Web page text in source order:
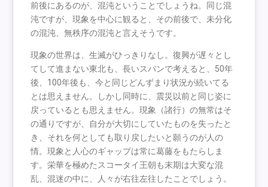
前後にあるのが、混沌ということでしょうね。同じ混
沌ですが、現象を中心に観ると、その前後で、未分化
の混沌、無秩序の混沌と言えそうです。
現象の世界は、生滅がひっきりなし。復興が遅々とし
てして進まない東北も、長いスパンで考えると、50年
後、100年後も、今と同じどんずまり状況が続いてる
とは思えません。しかし同時に、震災以前と同じ姿に
戻っているとも思えません。現象（諸行）の無常はそ
の通りですが、自分が大切にしていたものを失ったと
き、それを何としても取り戻したいと願うのが人の
情。現象と人心のギャップは常に葛藤をもたらしま
す。栄華を極めたスコータイ王朝も末期は大変な混
乱、混迷の中に、人々が右往左往したことでしょう。